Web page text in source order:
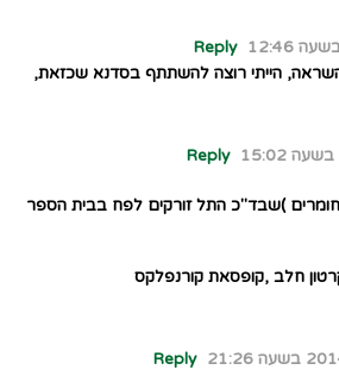
Reply
השראה, הייתי רוצה להשתתף בסדנא שכזאת,
Reply
)שבד"כ התל זורקים לפח בבית הספר
חלב ,קופסאת קורנפלקס
Reply